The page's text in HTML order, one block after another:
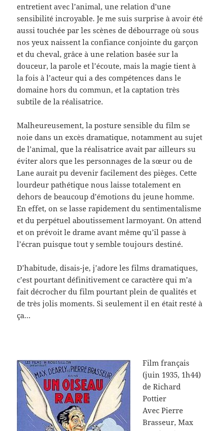
entretient avec l’animal, une relation d’une
sensibilité incroyable. Je me suis surprise à avoir été
aussi touchée par les scènes de débourrage où sous
nos yeux naissent la confiance conjointe du garçon
et du cheval, grâce à une relation basée sur la
douceur, la parole et l’écoute, mais la magie tient à
la fois à l’acteur qui a des compétences dans le
domaine hors du commun, et la captation très
subtile de la réalisatrice.
Malheureusement, la posture sensible du film se
noie dans un excès dramatique, notamment au sujet
de l’animal, que la réalisatrice avait par ailleurs su
éviter alors que les personnages de la sœur ou de
Lane aurait pu devenir facilement des pièges. Cette
lourdeur pathétique nous laisse totalement en
dehors de beaucoup d’émotions du jeune homme.
En effet, on se lasse rapidement du sentimentalisme
et du perpétuel aboutissement larmoyant. On attend
et on prévoit le drame avant même qu’il passe à
l’écran puisque tout y semble toujours destiné.
D’habitude, disais-je, j’adore les films dramatiques,
c’est pourtant définitivement ce caractère qui m’a
fait décrocher du film pourtant plein de qualités et
de très jolis moments. Si seulement il en était resté à
ça…
Film français
(juin 1935, 1h44)
de Richard
Pottier
Avec Pierre
Brasseur, Max